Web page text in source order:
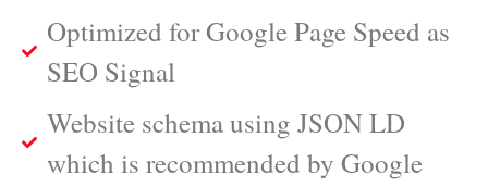
Optimized for Google Page Speed as
SEO Signal
Website schema using JSON LD
which is recommended by Google